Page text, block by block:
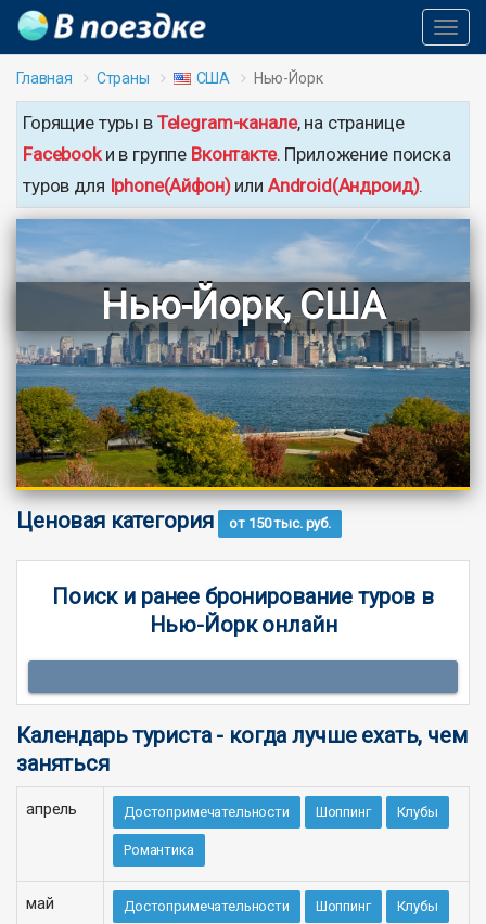
Главная Страны США Нью-Йорк
Горящие туры в Telegram-канале, на странице
Facebookи в группе Вконтакте. Приложение поиска
туров для Iphone(Айфон)или Android(Андроид).
Нью-Йорк, США
Ценовая категория от 150 тыс. руб.
Поиск и ранее бронирование туров в
Нью-Йорк онлайн
Календарь туриста - когда лучше ехать, чем
заняться
апрель Достопримечательности Шоппинг Клубы
Романтика
май Достопримечательности Шоппинг Клубы